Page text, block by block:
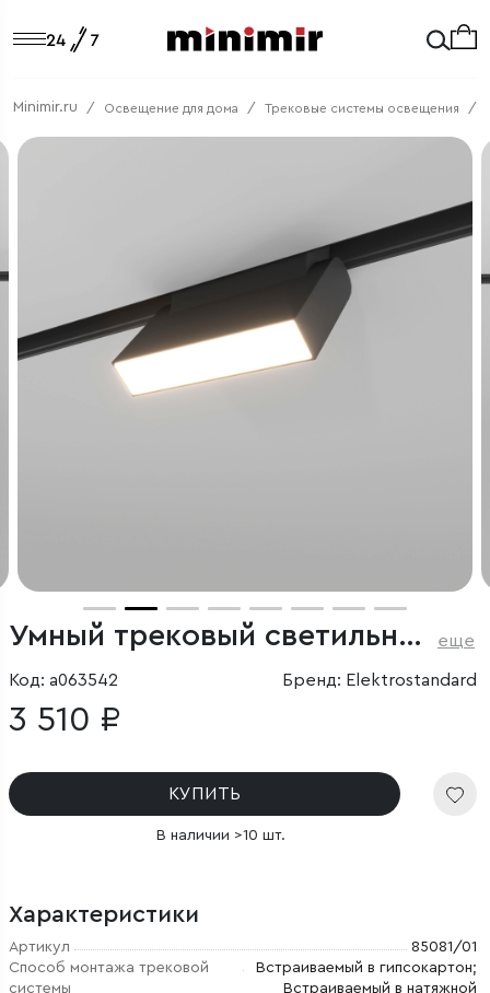
Minimir.ru Освещение для дома Трековые системы освещения
Умный трековый светильник 6W 2700-6500K Dim Kos Slim Magnetic еще
Код: a063542 Бренд: Elektrostandard
3 510 ₽
КУПИТЬ
В наличии >10 шт.
Характеристики
Артикул
85081/01
Способ монтажа трековой
системы
Встраиваемый в гипсокартон;
Встраиваемый в натяжной